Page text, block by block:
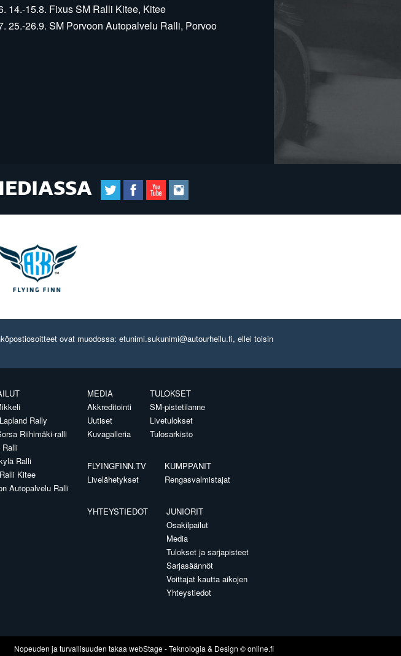
14.-15.8. Fixus SM Ralli Kitee, Kitee
25.-26.9. SM Porvoon Autopalvelu Ralli, Porvoo
ovat muodossa: etunimi.sukunimi@autourheilu.fi, ellei toisin
Rally
Riihimäki-ralli
Ralli
Kitee
Autopalvelu Ralli
MEDIA
Akkreditointi
Uutiset
Kuvagalleria
TULOKSET
SM-pistetilanne
Livetulokset
Tulosarkisto
FLYINGFINN.TV
Livelähetykset
KUMPPANIT
Rengasvalmistajat
YHTEYSTIEDOT
JUNIORIT
Osakilpailut
Media
Tulokset ja sarjapisteet
Sarjasäännöt
Voittajat kautta aikojen
Yhteystiedot
Nopeuden ja turvallisuuden takaa webStage- Teknologia & Design ©online.fi